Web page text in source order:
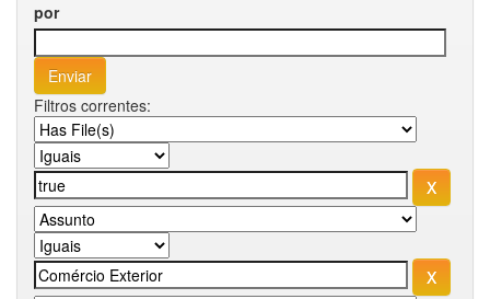
por
Filtros correntes: